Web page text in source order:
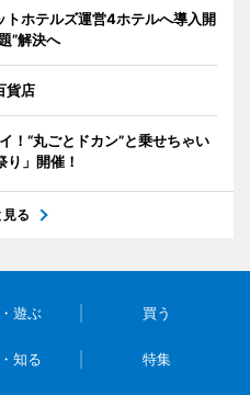
トホテルズ運営4ホテルへ導入開
”解決へ
貨店
！“丸ごとドカン”と乗せちゃい
」開催！
見る
遊ぶ 買う
知る 特集